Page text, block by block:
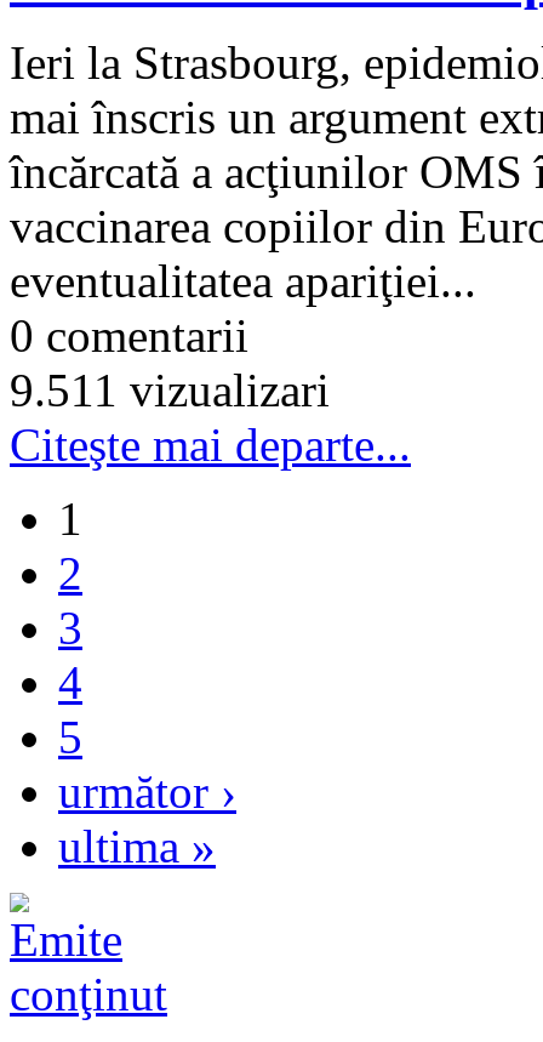
Ieri la Strasbourg,
mai înscris un argument
încărcată a acţiunilor OMS
vaccinarea copiilor din
eventualitatea apariţiei...
0 comentarii
9.511 vizualizari
Citeşte mai departe...
1
2
3
4
5
următor ›
ultima »